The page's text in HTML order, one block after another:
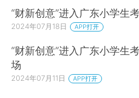
提出针对性的建议。
“财新创意”进入广东小学生
2024年07月18日 APP打开
“财新创意”进入广东小学生
场
2024年07月11日 APP打开